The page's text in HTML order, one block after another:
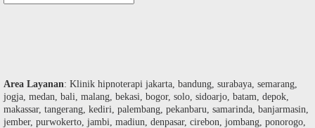
untuk:
Area Layanan: Klinik hipnoterapi jakarta, bandung, surabaya, semarang,
jogja, medan, bali, malang, bekasi, bogor, solo, sidoarjo, batam, depok,
makassar, tangerang, kediri, palembang, pekanbaru, samarinda, banjarmasin,
jember, purwokerto, jambi, madiun, denpasar, cirebon, jombang, ponorogo,